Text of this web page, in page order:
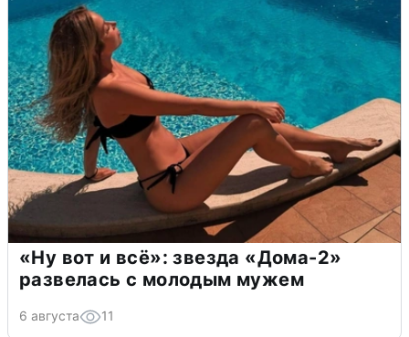
«Ну вот и всё»: звезда «Дома-2»
развелась с молодым мужем
6 августа 11